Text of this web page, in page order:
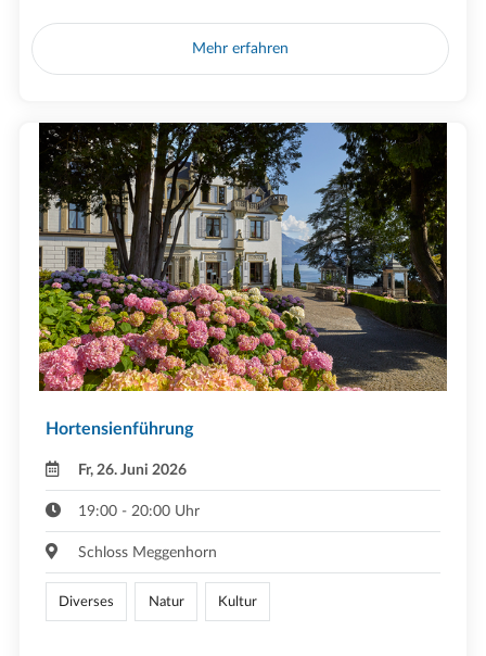
Mehr erfahren
Hortensienführung
Fr, 26. Juni 2026
19:00 - 20:00 Uhr
Schloss Meggenhorn
Diverses Natur Kultur